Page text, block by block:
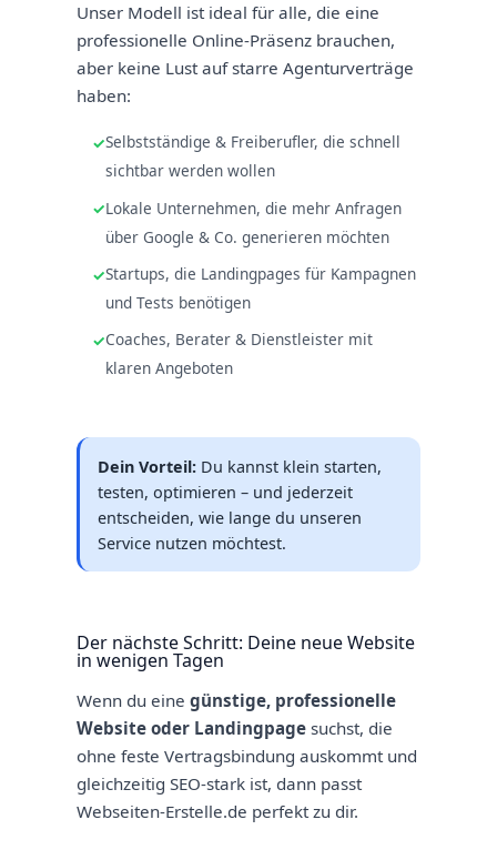
Unser Modell ist ideal für alle, die eine
professionelle Online-Präsenz brauchen,
aber keine Lust auf starre Agenturverträge
haben:
Selbstständige & Freiberufler, die schnell
sichtbar werden wollen
Lokale Unternehmen, die mehr Anfragen
über Google & Co. generieren möchten
Startups, die Landingpages für Kampagnen
und Tests benötigen
Coaches, Berater & Dienstleister mit
klaren Angeboten
Dein Vorteil:Du kannst klein starten,
testen, optimieren – und jederzeit
entscheiden, wie lange du unseren
Service nutzen möchtest.
Der nächste Schritt: Deine neue Website
in wenigen Tagen
Wenn du eine günstige, professionelle
Website oder Landingpagesuchst, die
ohne feste Vertragsbindung auskommt und
gleichzeitig SEO-stark ist, dann passt
Webseiten-Erstelle.de perfekt zu dir.